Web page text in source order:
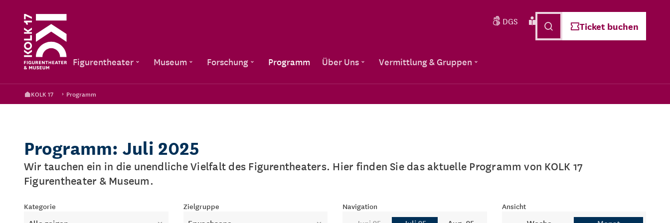
Figurentheater Museum Forschung Programm Über Uns Vermittlung & Gruppen
DGS Leichte Sprache Deutsch
Ticket buchen
KOLK 17 Programm
Programm: Juli 2025
Wir tauchen ein in die unendliche Vielfalt des Figurentheaters. Hier finden Sie das aktuelle Programm von KOLK 17
Figurentheater & Museum.
Kategorie Zielgruppe Navigation Ansicht